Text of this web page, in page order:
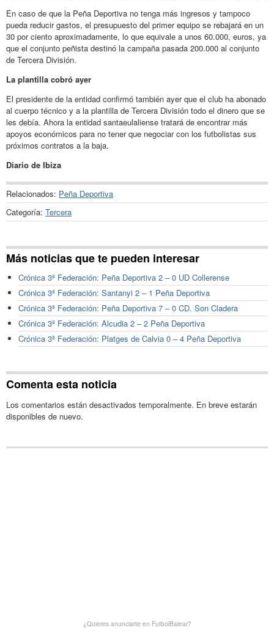
En caso de que la Peña Deportiva no tenga más ingresos y tampoco
pueda reducir gastos, el presupuesto del primer equipo se rebajará en un
30 por ciento aproximadamente, lo que equivale a unos 60.000, euros, ya
que el conjunto peñista destinó la campaña pasada 200.000 al conjunto
de Tercera División.
La plantilla cobró ayer
El presidente de la entidad confirmó también ayer que el club ha abonado
al cuerpo técnico y a la plantilla de Tercera División todo el dinero que se
les debía. Ahora la entidad santaeulaliense tratará de encontrar más
apoyos económicos para no tener que negociar con los futbolistas sus
próximos contratos a la baja.
Diario de Ibiza
Relacionados: Peña Deportiva
Categoría: Tercera
Más noticias que te pueden interesar
Crónica 3ª Federación: Peña Deportiva 2 – 0 UD Collerense
Crónica 3ª Federación: Santanyi 2 – 1 Peña Deportiva
Crónica 3ª Federación: Peña Deportiva 7 – 0 CD. Son Cladera
Crónica 3ª Federación: Alcudia 2 – 2 Peña Deportiva
Crónica 3ª Federación: Platges de Calvia 0 – 4 Peña Deportiva
Comenta esta noticia
Los comentarios están desactivados temporalmente. En breve estarán
disponibles de nuevo.
¿Quieres anunciarte en FutbolBalear?